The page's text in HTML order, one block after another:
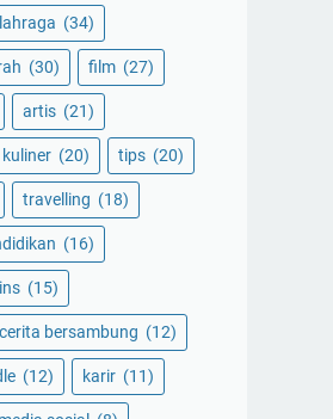
(34)
(30) film (27)
artis (21)
kuliner (20) tips (20)
travelling (18)
(16)
(15)
cerita bersambung (12)
(12) karir (11)